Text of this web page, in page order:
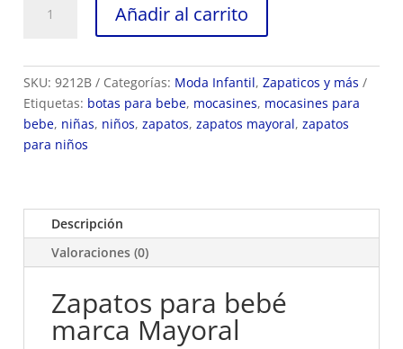
Mayoral
ref
9213B
cantidad
Añadir al carrito
SKU: 9212B Categorías: Moda Infantil, Zapaticos y más
Etiquetas: botas para bebe, mocasines, mocasines para
bebe, niñas, niños, zapatos, zapatos mayoral, zapatos
para niños
Descripción
Valoraciones (0)
Zapatos para bebé
marca Mayoral